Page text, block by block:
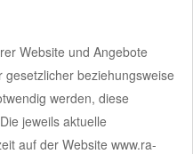
Website und Angebote
beziehungsweise
werden, diese
jeweils aktuelle
auf der Website www.ra-